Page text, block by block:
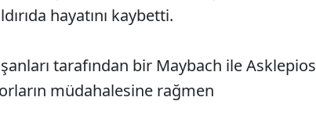
hayatını kaybetti.
tarafından bir Maybach ile Asklepios
müdahalesine rağmen